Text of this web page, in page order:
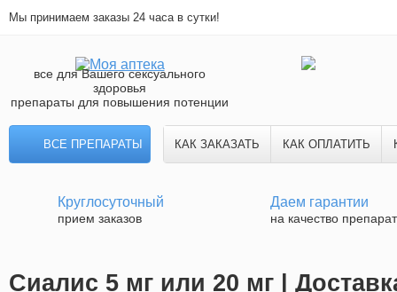
Мы принимаем заказы 24 часа в сутки!
все для Вашего сексуального
здоровья
препараты для повышения потенции
ВСЕ ПРЕПАРАТЫ КАК ЗАКАЗАТЬ КАК ОПЛАТИТЬ
Круглосуточный
прием заказов
Даем гарантии
на качество
Сиалис 5 мг или 20 мг |